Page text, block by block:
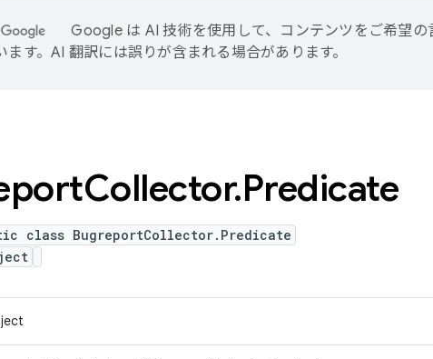
Google は AI 技術を使用して、コンテンツをご希望の
ます。AI 翻訳には誤りが含まれる場合があります。
Collector.Predicate
class BugreportCollector.Predicate